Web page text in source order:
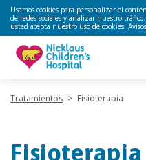
Usamos cookies para personalizar el
de redes sociales y analizar nuestro
usted acepta nuestro uso de cookies.
Tratamientos > Fisioterapia
Fisioterapia